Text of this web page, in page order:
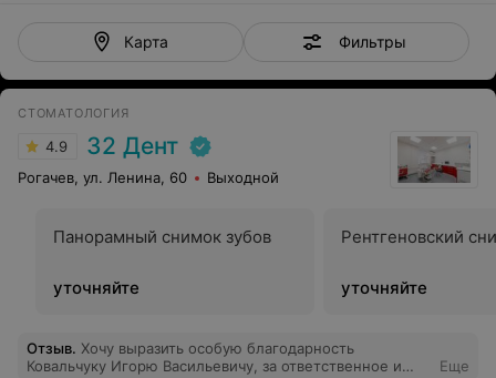
Карта Фильтры
СТОМАТОЛОГИЯ
4.9 32 Дент
Рогачев, ул. Ленина, 60 Выходной
Панорамный снимок зубов
уточняйте
Рентгеновский
уточняйте
Отзыв. Хочу выразить особую благодарность
Ковальчуку Игорю Васильевичу, за ответственное и
Еще